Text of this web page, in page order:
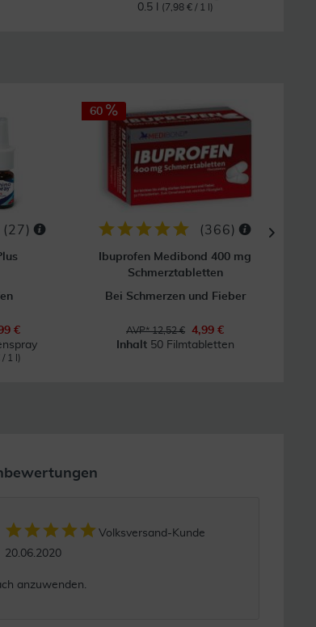
0.5 l
(7,98 € / 1 l)
(27 )
€
/ 1 l)
60
(366)
Ibuprofen Medibond 400 mg
Schmerztabletten
Bei Schmerzen und Fieber
AVP* 12,52 €
4,99 €
Inhalt 50 Filmtabletten
Volksversand-Kunde
20.06.2020
anzuwenden.